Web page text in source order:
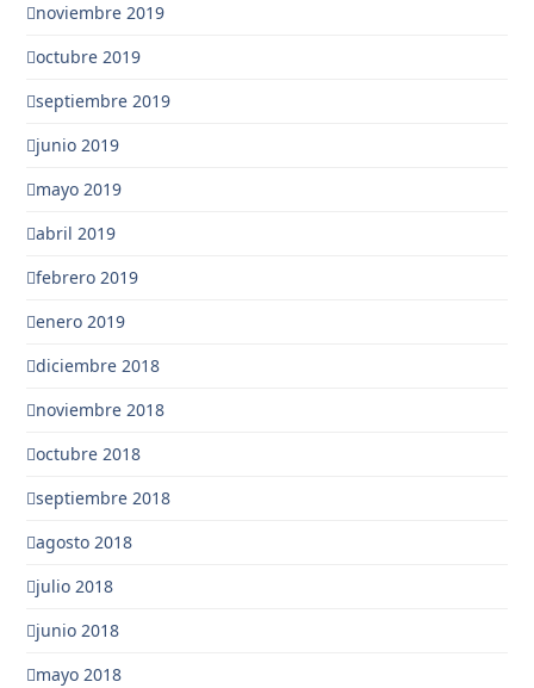
noviembre 2019
octubre 2019
septiembre 2019
junio 2019
mayo 2019
abril 2019
febrero 2019
enero 2019
diciembre 2018
noviembre 2018
octubre 2018
septiembre 2018
agosto 2018
julio 2018
junio 2018
mayo 2018